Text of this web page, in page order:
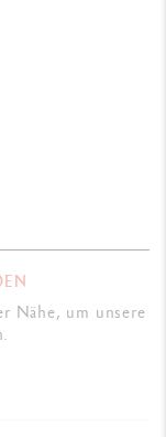
Nähe, um unsere